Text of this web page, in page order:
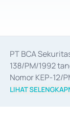
PT BCA
138/PM/1992
Nomor KEP-12/
merger, akuisisi,
LIHAT